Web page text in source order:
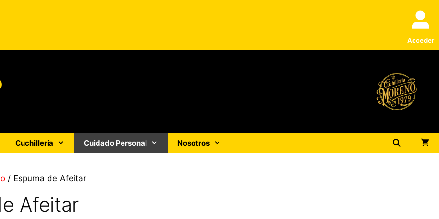
Acceder
Cuchillería Cuidado Personal Nosotros
/ Espuma de Afeitar
Afeitar